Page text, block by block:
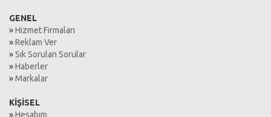
GENEL
»Hizmet Firmaları
»Reklam Ver
»Sık Sorulan Sorular
»Haberler
»Markalar
KİŞİSEL
»Hesabım